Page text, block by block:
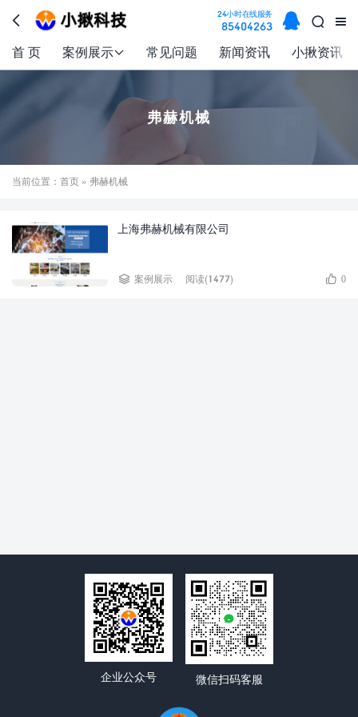
 

24小时在线服务
85404263 
首 页 案例展示 常见问题 新闻资讯 小揪资讯
弗赫机械
当前位置： 首页 » 弗赫机械
上海弗赫机械有限公司​
 案例展示 阅读(1477)  0
企业公众号 微信扫码客服